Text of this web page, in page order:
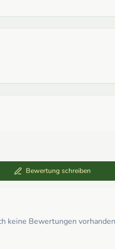
Bewertung schreiben
keine Bewertungen